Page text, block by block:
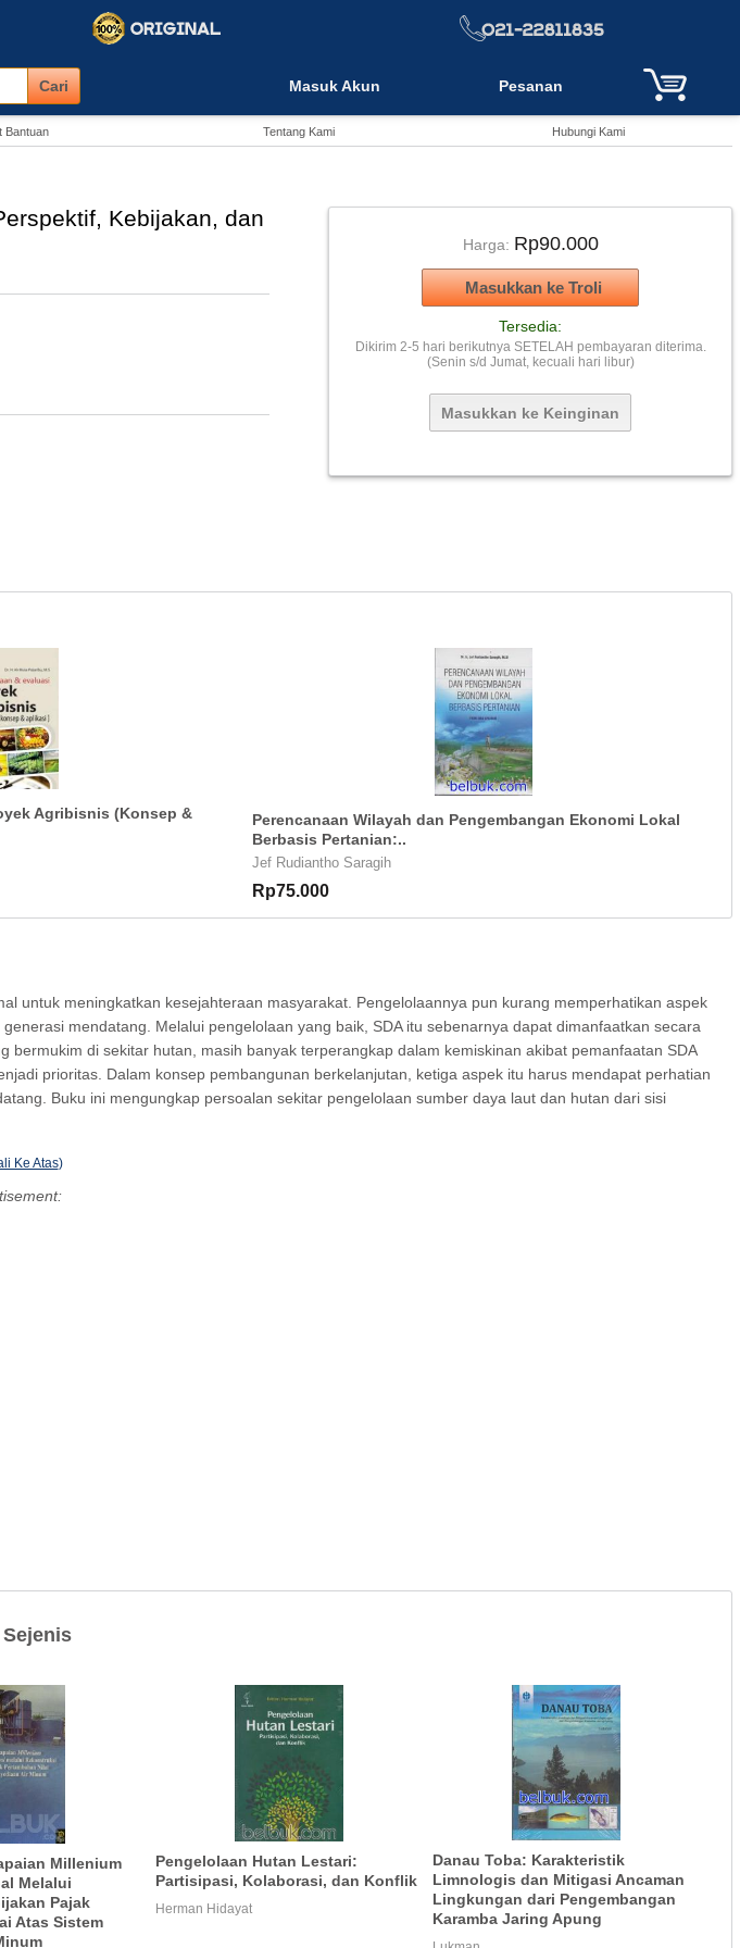
Masuk Akun Pesanan
Bantuan Tentang Kami Hubungi Kami
Kebijakan, dan
Harga: Rp90.000
Tersedia:
Dikirim 2-5 hari berikutnya SETELAH pembayaran diterima.
(Senin s/d Jumat, kecuali hari libur)
Agribisnis (Konsep &
Perencanaan Wilayah dan Pengembangan Ekonomi Lokal
Berbasis Pertanian:..
Jef Rudiantho Saragih
Rp75.000
untuk meningkatkan kesejahteraan masyarakat. Pengelolaannya pun kurang memperhatikan aspek
mendatang. Melalui pengelolaan yang baik, SDA itu sebenarnya dapat dimanfaatkan secara
di sekitar hutan, masih banyak terperangkap dalam kemiskinan akibat pemanfaatan SDA
prioritas. Dalam konsep pembangunan berkelanjutan, ketiga aspek itu harus mendapat perhatian
Buku ini mengungkap persoalan sekitar pengelolaan sumber daya laut dan hutan dari sisi
Ke Atas)
Millenium
Melalui
Pajak
Atas Sistem
Pengelolaan Hutan Lestari:
Partisipasi, Kolaborasi, dan Konflik
Herman Hidayat
Danau Toba: Karakteristik
Limnologis dan Mitigasi Ancaman
Lingkungan dari Pengembangan
Karamba Jaring Apung